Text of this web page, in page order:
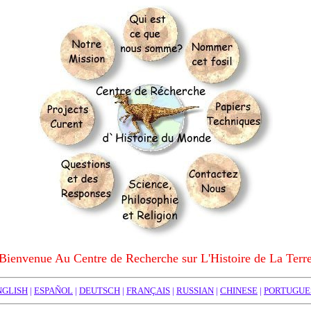
Au Centre de Recherche sur L'Histoire de La
| ESPAÑOL | DEUTSCH | FRANÇAIS | RUSSIAN | CHINESE |